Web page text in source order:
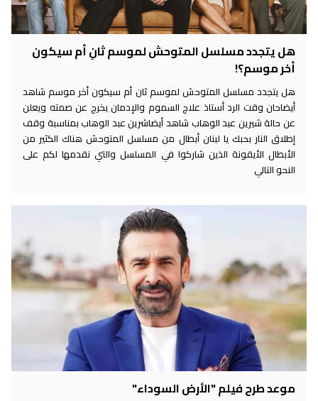
هل يتجدد مسلسل المتوحش لموسم ثانِ أم سيكون
أخر موسم؟!
هل يتجدد مسلسل المتوحش لموسم ثان أم سيكون أخر موسم شاهد
أيضاحان وقت الرد أستاذ علاج السموم والإدمان يخرج عن صمته ويعلن
عن حالة شيرين عبد الوهاب شاهد أيضاشرين عبد الوهاب بمناسبة وقف
إطلاق النار بحبك يا لبنان أبطال من مسلسل المتوحش هناك الكثير من
الأبطال الأيقونة الذين شاركوا في المسلسل والتي نقدمها لكم على
النحو التالي
موعد طرح فيلم "الأرض السوداء"